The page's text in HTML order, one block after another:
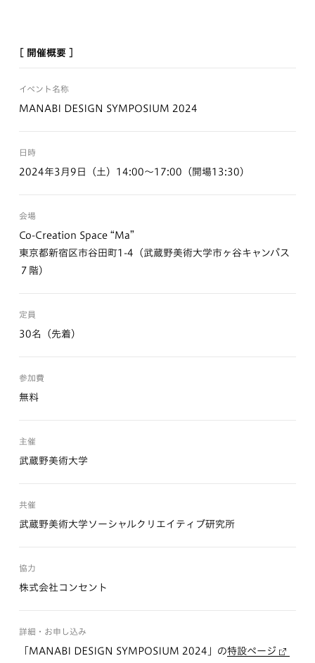
[ 開催概要 ]
イベント名称
MANABI DESIGN SYMPOSIUM 2024
日時
2024年3月9日（土）14:00〜17:00（開場13:30）
会場
Co-Creation Space “Ma”
東京都新宿区市谷田町1-4（武蔵野美術大学市ヶ谷キャンパス
７階）
定員
30名（先着）
参加費
無料
主催
武蔵野美術大学
共催
武蔵野美術大学ソーシャルクリエイティブ研究所
協力
株式会社コンセント
詳細・お申し込み
「MANABI DESIGN SYMPOSIUM 2024」の特設ページ